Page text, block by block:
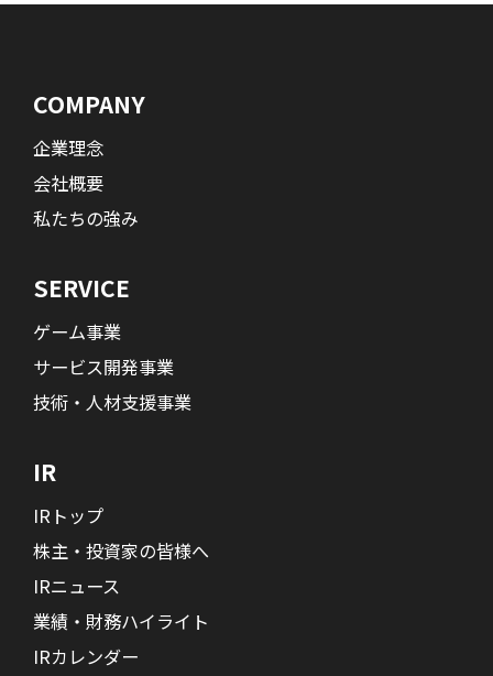
COMPANY
企業理念
会社概要
私たちの強み
SERVICE
ゲーム事業
サービス開発事業
技術・人材支援事業
IR
IRトップ
株主・投資家の皆様へ
IRニュース
業績・財務ハイライト
IRカレンダー